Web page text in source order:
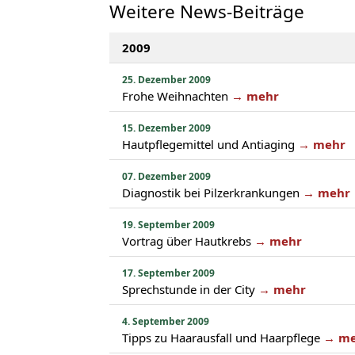
Weitere News-Beiträge
2009
25. Dezember 2009
Frohe Weihnachten → mehr
15. Dezember 2009
Hautpflegemittel und Antiaging → mehr
07. Dezember 2009
Diagnostik bei Pilzerkrankungen → mehr
19. September 2009
Vortrag über Hautkrebs → mehr
17. September 2009
Sprechstunde in der City → mehr
4. September 2009
Tipps zu Haarausfall und Haarpflege →